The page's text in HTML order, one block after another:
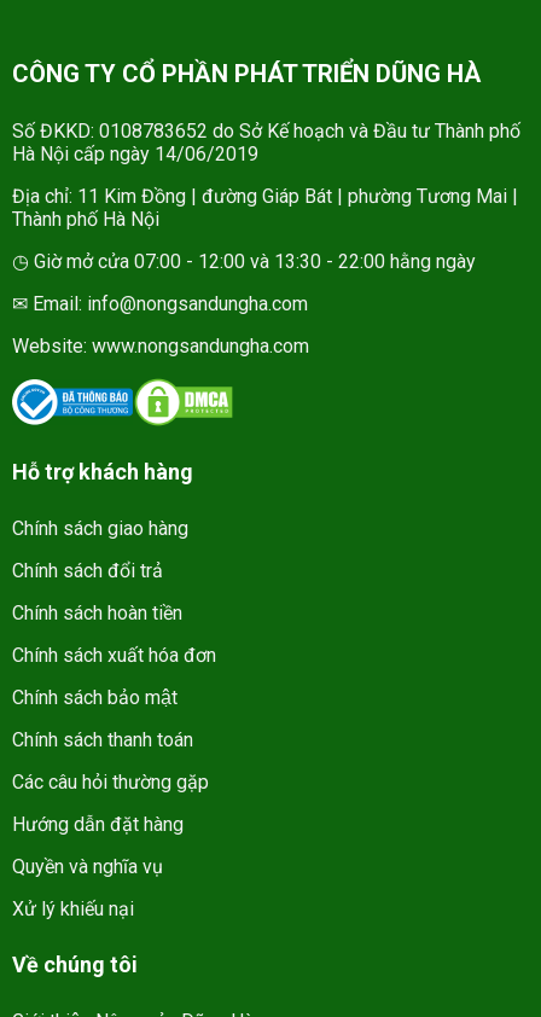
CÔNG TY CỔ PHẦN PHÁT TRIỂN DŨNG HÀ
Số ĐKKD: 0108783652 do Sở Kế hoạch và Đầu tư Thành phố
Hà Nội cấp ngày 14/06/2019
Địa chỉ: 11 Kim Đồng | đường Giáp Bát | phường Tương Mai |
Thành phố Hà Nội
◷ Giờ mở cửa 07:00 - 12:00 và 13:30 - 22:00 hằng ngày
✉ Email: info@nongsandungha.com
Website: www.nongsandungha.com
Hỗ trợ khách hàng
Chính sách giao hàng
Chính sách đổi trả
Chính sách hoàn tiền
Chính sách xuất hóa đơn
Chính sách bảo mật
Chính sách thanh toán
Các câu hỏi thường gặp
Hướng dẫn đặt hàng
Quyền và nghĩa vụ
Xử lý khiếu nại
Về chúng tôi